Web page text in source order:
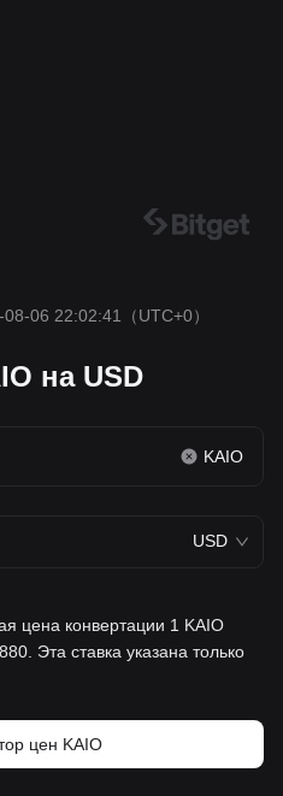
06 22:02:41 （UTC+0）
на USD
KAIO
USD
цена конвертации 1 KAIO
Эта ставка указана только
цен KAIO